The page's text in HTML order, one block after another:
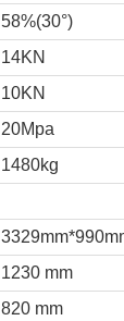
58%(30°)
14KN
10KN
20Mpa
1480kg
1230 mm
820 mm